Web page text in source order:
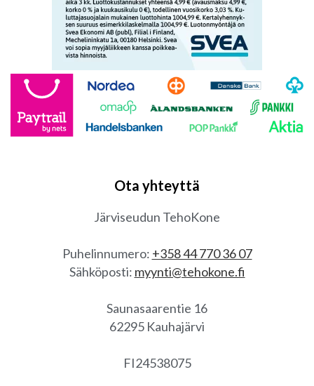
Ota yhteyttä
Järviseudun TehoKone
Puhelinnumero: +358 44 770 36 07
Sähköposti: myynti@tehokone.fi
Saunasaarentie 16
62295 Kauhajärvi
FI24538075